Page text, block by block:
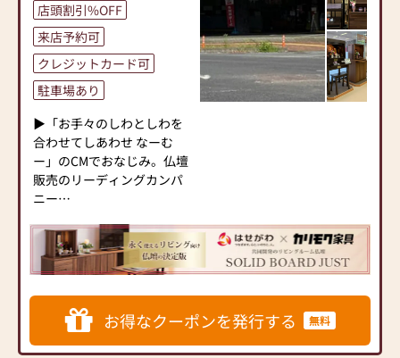
店頭割引%OFF
来店予約可
クレジットカード可
駐車場あり
▶「お手々のしわとしわを
合わせてしあわせ なーむ
ー」のCMでおなじみ。仏壇
販売のリーディングカンパ
ニー
内家具専門メーカーと、モ
ダンなインテリアにマッチ
するお仏壇を展開
◆◆ お陰様で創業94年 ◆◆
国内130店舗以上のスケール
メリットと東証上場の信
お得なクーポンを発行する 無料